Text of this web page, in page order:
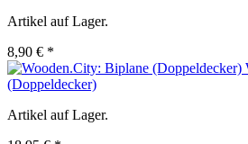
Artikel auf Lager.
8,90 € *
(Doppeldecker)
Artikel auf Lager.